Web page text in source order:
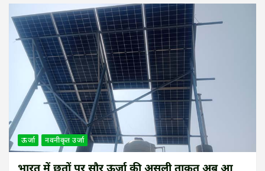
ऊर्जा नवनीकृत उर्जा
भारत में छतों पर सौर ऊर्जा की असली ताकत अब आ